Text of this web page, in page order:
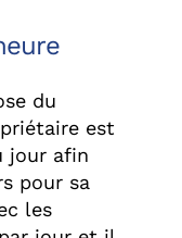
du
est
jour afin
pour sa
les